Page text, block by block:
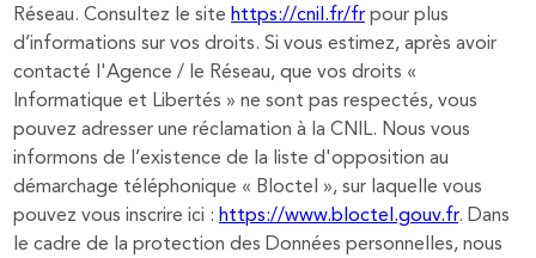
Réseau. Consultez le site https://cnil.fr/fr pour plus
d’informations sur vos droits. Si vous estimez, après avoir
contacté l'Agence / le Réseau, que vos droits «
Informatique et Libertés » ne sont pas respectés, vous
pouvez adresser une réclamation à la CNIL. Nous vous
informons de l’existence de la liste d'opposition au
démarchage téléphonique « Bloctel », sur laquelle vous
pouvez vous inscrire ici : https://www.bloctel.gouv.fr. Dans
le cadre de la protection des Données personnelles, nous